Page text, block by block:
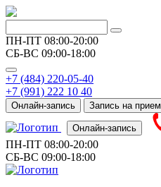
ПН-ПТ 08:00-20:00
СБ-ВС 09:00-18:00
+7 (484) 220-05-40
+7 (991) 222 10 40
Онлайн-запись Запись на прием
Онлайн-запись
ПН-ПТ 08:00-20:00
СБ-ВС 09:00-18:00